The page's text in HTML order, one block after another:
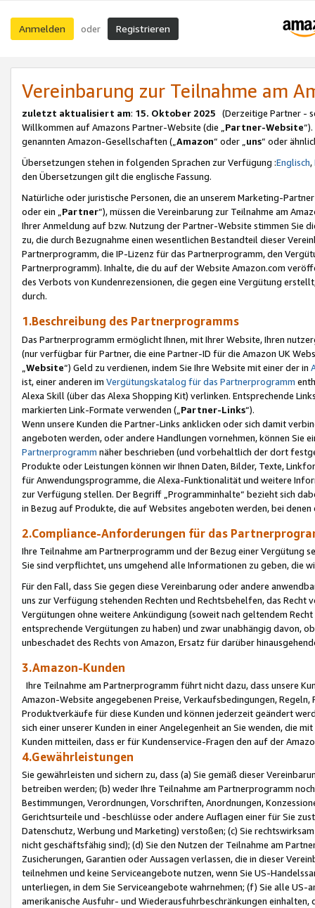
Anmelden oder Registrieren
Vereinbarung zur Teilnahme am
zuletzt aktualisiert am: 15. Oktober 2025 (Derzeitige Partner -
Willkommen auf Amazons Partner-Website (die „Partner-Website
genannten Amazon-Gesellschaften („Amazon“ oder „uns“ oder
Übersetzungen stehen in folgenden Sprachen zur Verfügung :Englisch,
den Übersetzungen gilt die englische Fassung.
Natürliche oder juristische Personen, die an unserem Marketing-
oder ein „Partner“), müssen die Vereinbarung zur Teilnahme am
Ihrer Anmeldung auf bzw. Nutzung der Partner-Website stimmen Sie
zu, die durch Bezugnahme einen wesentlichen Bestandteil dieser
Partnerprogramm, die IP-Lizenz für das Partnerprogramm, den
Partnerprogramm). Inhalte, die du auf der Website Amazon.com
des Verbots von Kundenrezensionen, die gegen eine Vergütung
durch.
1.Beschreibung des Partnerprogramms
Das Partnerprogramm ermöglicht Ihnen, mit Ihrer Website, Ihren
(nur verfügbar für Partner, die eine Partner-ID für die Amazon UK
Website“) Geld zu verdienen, indem Sie Ihre Website mit einer der in
ist, einer anderen im Vergütungskatalog für das Partnerprogramm
Alexa Skill (über das Alexa Shopping Kit) verlinken. Entsprechende
markierten Link-Formate verwenden („ Partner-Links“).
Wenn unsere Kunden die Partner-Links anklicken oder sich damit
angeboten werden, oder andere Handlungen vornehmen, können Sie
Partnerprogramm näher beschrieben (und vorbehaltlich der dort
Produkte oder Leistungen können wir Ihnen Daten, Bilder, Texte,
für Anwendungsprogramme, die Alexa-Funktionalität und weitere
zur Verfügung stellen. Der Begriff „Programminhalte“ bezieht sich
in Bezug auf Produkte, die auf Websites angeboten werden, bei
2.Compliance-Anforderungen für das
Ihre Teilnahme am Partnerprogramm und der Bezug einer Vergütung
Sie sind verpflichtet, uns umgehend alle Informationen zu geben, die
Für den Fall, dass Sie gegen diese Vereinbarung oder andere
uns zur Verfügung stehenden Rechten und Rechtsbehelfen, das
Vergütungen ohne weitere Ankündigung (soweit nach geltendem
entsprechende Vergütungen zu haben) und zwar unabhängig davon,
unbeschadet des Rechts von Amazon, Ersatz für darüber
3.Amazon-Kunden
Ihre Teilnahme am Partnerprogramm führt nicht dazu, dass unsere
Amazon-Website angegebenen Preise, Verkaufsbedingungen,
Produktverkäufe für diese Kunden und können jederzeit geändert
sich einer unserer Kunden in einer Angelegenheit an Sie wenden, die
Kunden mitteilen, dass er für Kundenservice-Fragen den auf der
4.Gewährleistungen
Sie gewährleisten und sichern zu, dass (a) Sie gemäß dieser
betreiben werden; (b) weder Ihre Teilnahme am Partnerprogramm
Bestimmungen, Verordnungen, Vorschriften, Anordnungen,
Gerichtsurteile und -beschlüsse oder andere Auflagen einer für Sie
Datenschutz, Werbung und Marketing) verstoßen; (c) Sie
nicht geschäftsfähig sind); (d) Sie den Nutzen der Teilnahme am
Zusicherungen, Garantien oder Aussagen verlassen, die in dieser
teilnehmen und keine Serviceangebote nutzen, wenn Sie US-
unterliegen, in dem Sie Serviceangebote wahrnehmen; (f) Sie alle
amerikanische Ausfuhr- und Wiederausfuhrbeschränkungen